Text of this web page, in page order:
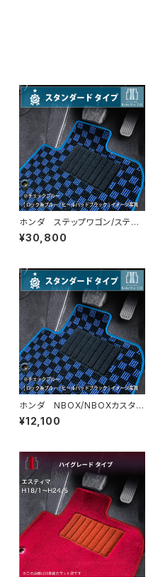
ホンダ ステップワゴン/ステッ
プワゴンスパーダ R4/5〜 R
P6/7/8 フロアマット一式 カ
¥30,800
ホンダ NBOX/NBOXカスタ
ム R5/10〜 JF5/6 フロア
マット一式 カーマット スタン
¥12,100